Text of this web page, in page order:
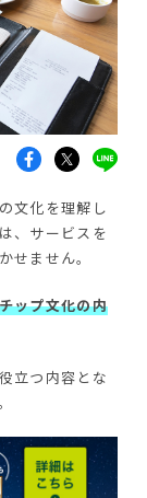
文化を理解し
、サービスを
せません。
ップ文化の内
立つ内容とな